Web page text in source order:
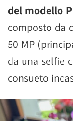
del modello
composto da
50 MP
da una selfie
consueto